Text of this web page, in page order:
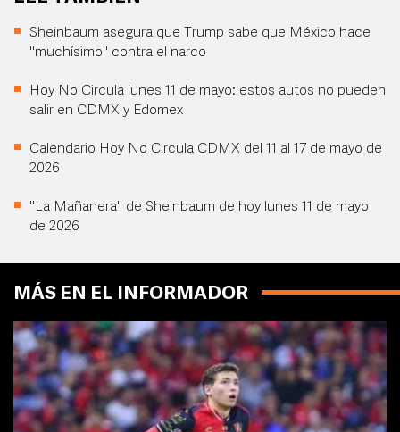
Sheinbaum asegura que Trump sabe que México hace
"muchísimo" contra el narco
Hoy No Circula lunes 11 de mayo: estos autos no pueden
salir en CDMX y Edomex
Calendario Hoy No Circula CDMX del 11 al 17 de mayo de
2026
"La Mañanera" de Sheinbaum de hoy lunes 11 de mayo
de 2026
MÁS EN EL INFORMADOR